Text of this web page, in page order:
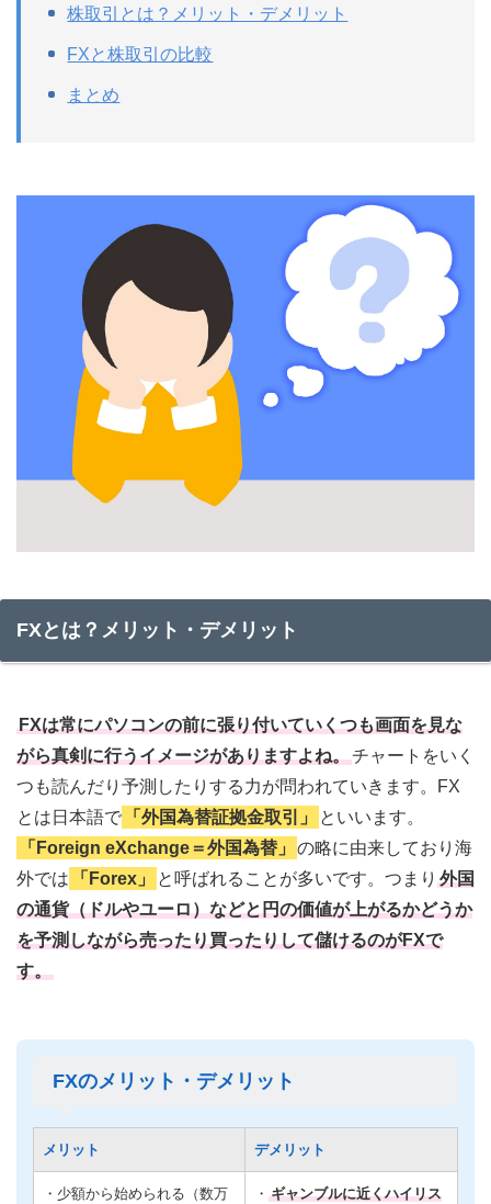
株取引とは？メリット・デメリット
FXと株取引の比較
まとめ
FXとは？メリット・デメリット
FXは常にパソコンの前に張り付いていくつも画面を見な
がら真剣に行うイメージがありますよね。チャートをいく
つも読んだり予測したりする力が問われていきます。FX
とは日本語で
「外国為替証拠金取引」
といいます。
「Foreign eXchange＝外国為替」
の略に由来しており海
外では
「Forex」 と呼ばれることが多いです。つまり 外国
の通貨（ドルやユーロ）などと円の価値が上がるかどうか
を予測しながら売ったり買ったりして儲けるのがFXで
す。
FXのメリット・デメリット
メリット デメリット
・少額から始められる（数万 ・ ギャンブルに近くハイリス